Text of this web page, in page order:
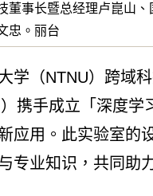
董事长暨总经理卢崑山
忠。丽台
学（NTNU）跨域
携手成立「深度学
应用。此实验室的
专业知识，共同助